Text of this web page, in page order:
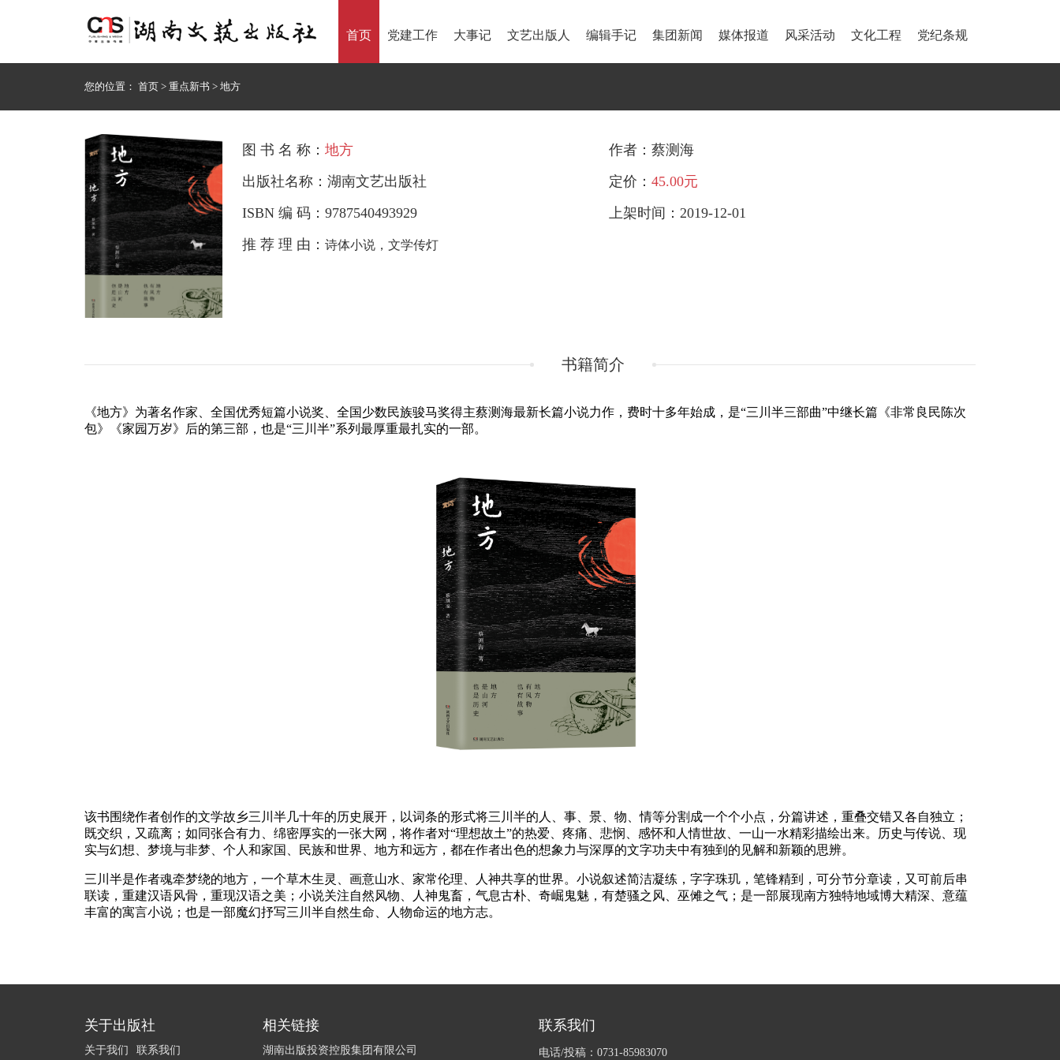
首页 党建工作 大事记 文艺出版人 编辑手记 集团新闻 媒体报道 风采活动 文化工程 党纪条规
您的位置： 首页 > 重点新书 > 地方
图 书 名 称： 地方
作者：蔡测海
出版社名称：湖南文艺出版社
定价： 45.00元
ISBN 编 码：9787540493929
上架时间：2019-12-01
推 荐 理 由： 诗体小说，文学传灯
书籍简介
《地方》为著名作家、全国优秀短篇小说奖、全国少数民族骏马奖得主蔡测海最新长篇小说力作，费时十多年始成，是“三川半三部曲”中继长篇《非常良民陈次
包》《家园万岁》后的第三部，也是“三川半”系列最厚重最扎实的一部。
该书围绕作者创作的文学故乡三川半几十年的历史展开，以词条的形式将三川半的人、事、景、物、情等分割成一个个小点，分篇讲述，重叠交错又各自独立；
既交织，又疏离；如同张合有力、绵密厚实的一张大网，将作者对“理想故土”的热爱、疼痛、悲悯、感怀和人情世故、一山一水精彩描绘出来。历史与传说、现
实与幻想、梦境与非梦、个人和家国、民族和世界、地方和远方，都在作者出色的想象力与深厚的文字功夫中有独到的见解和新颖的思辨。
三川半是作者魂牵梦绕的地方，一个草木生灵、画意山水、家常伦理、人神共享的世界。小说叙述简洁凝练，字字珠玑，笔锋精到，可分节分章读，又可前后串
联读，重建汉语风骨，重现汉语之美；小说关注自然风物、人神鬼畜，气息古朴、奇崛鬼魅，有楚骚之风、巫傩之气；是一部展现南方独特地域博大精深、意蕴
丰富的寓言小说；也是一部魔幻抒写三川半自然生命、人物命运的地方志。
关于出版社
关于我们 联系我们
相关链接
湖南出版投资控股集团有限公司
联系我们
电话/投稿：0731-85983070